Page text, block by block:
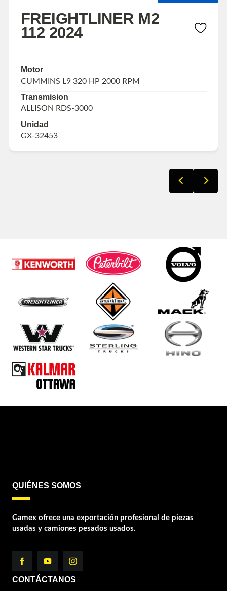
FREIGHTLINER M2
112 2024
Motor
CUMMINS L9 320 HP 2000 RPM
Transmision
ALLISON RDS-3000
Unidad
GX-32453
QUIÉNES SOMOS
Gamex ofrece una exportación profesional de piezas
usadas y camiones pesados usados.
CONTÁCTANOS